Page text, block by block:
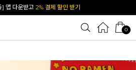
추가하면1천원 즉시 할인 쿠폰
0